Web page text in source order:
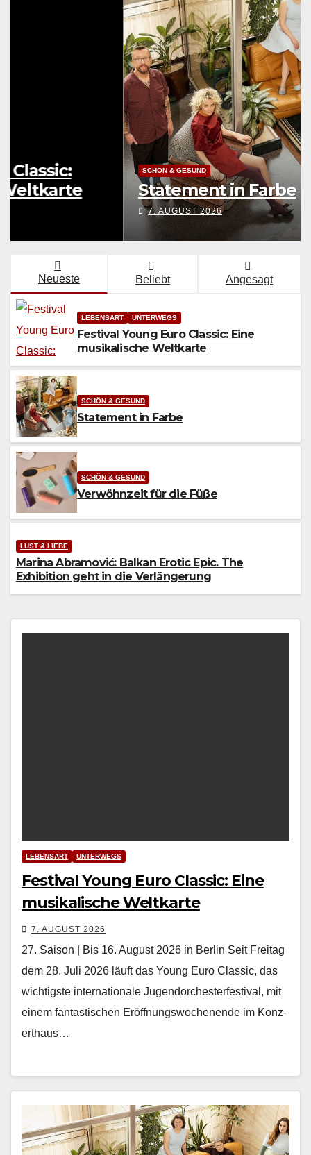
Festival Young Euro Classic:
Eine musikalische Weltkarte
Neueste Beliebt Angesagt
LEBENSART UNTERWEGS
Festival Young Euro Classic: Eine
musikalische Weltkarte
SCHÖN & GESUND
Statement in Farbe
SCHÖN & GESUND
Verwöhnzeit für die Füße
LUST & LIEBE
Marina Abramović: Balkan Erotic Epic. The
Exhibition geht in die Verlängerung
LEBENSART UNTERWEGS
Festival Young Euro Classic: Eine
musikalische Weltkarte
7. AUGUST 2026
27. Saison | Bis 16. August 2026 in Berlin Seit Fre­itag
dem 28. Juli 2026 läuft das Young Euro Clas­sic, das
wichtig­ste inter­na­tionale Ju­gendorchesterfestival, mit
einem fan­tastis­chen Eröff­nungswoch­enende im Konz­
erthaus…